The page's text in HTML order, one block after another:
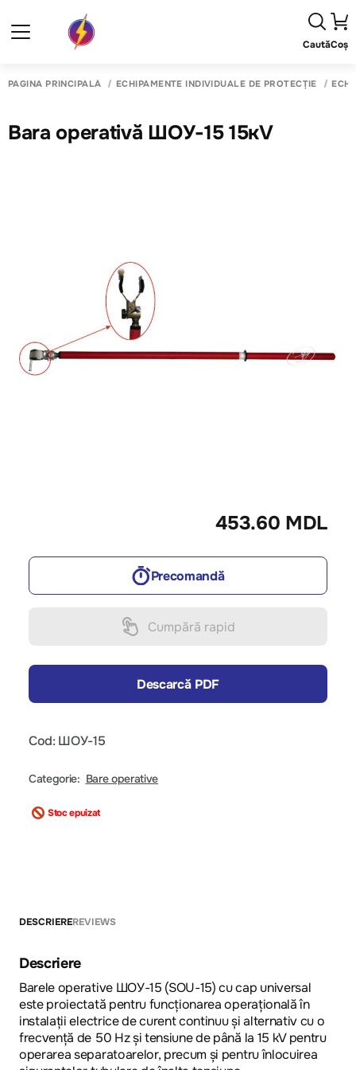
CautăCoș
PAGINA PRINCIPALĂ ECHIPAMENTE INDIVIDUALE DE PROTECȚIE
Bara operativă ШОУ-15 15кV
453.60 MDL
Precomandă
Cumpără rapid
Descarcă PDF
Cod: ШОУ-15
Categorie: Bare operative
Stoc epuizat
DESCRIEREREVIEWS
Descriere
Barele operative ШОУ-15 (SOU-15) cu cap universal
este proiectată pentru funcționarea operațională în
instalații electrice de curent continuu și alternativ cu o
frecvență de 50 Hz și tensiune de până la 15 kV pentru
operarea separatoarelor, precum și pentru înlocuirea